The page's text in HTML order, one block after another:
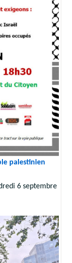
palestinien
6 septembre